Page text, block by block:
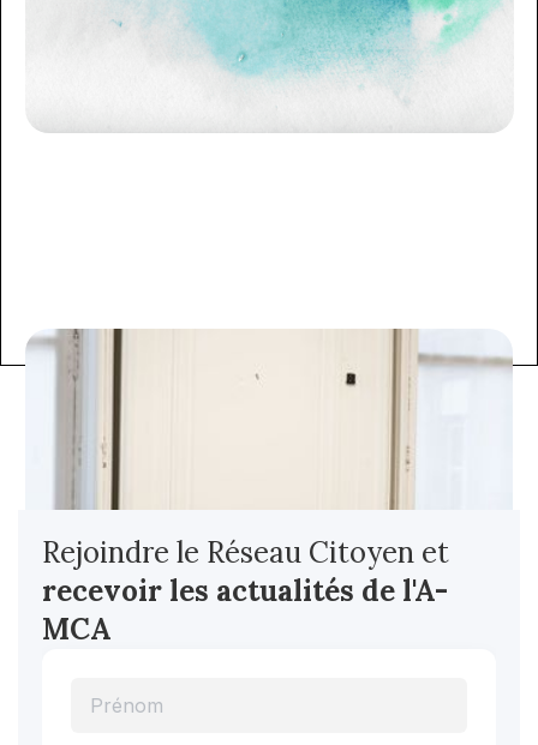
Rejoindre le Réseau Citoyen et
recevoir les actualités de l'A-
MCA